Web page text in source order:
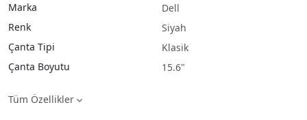
Marka
Dell
Renk
Siyah
Çanta Tipi
Klasik
Çanta Boyutu
15.6"
Tüm Özellikler